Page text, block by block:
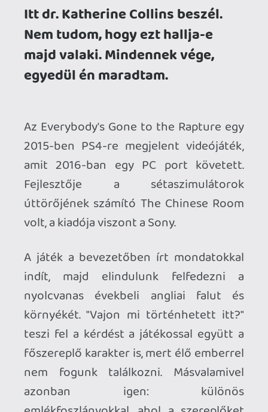
úttörőjének számító The Chinese Room
volt, a kiadója viszont a Sony.
A játék a bevezetőben írt mondatokkal
indít, majd elindulunk felfedezni a
nyolcvanas évekbeli angliai falut és
főszereplő karakter is, mert élő emberrel
nem fogunk találkozni. Másvalamivel
azonban igen: különös
emlékfoszlányokkal, ahol a szereplőket
ugyan egy (másként nem tudom leírni)
fényjátékként, csillogásként látjuk, de a
hangjukat tökéletesen halljuk. Ezekből
tudjuk összerakni nem csupán a fő
sorsokat, kis közösségen belüli
kapcsolatait is.